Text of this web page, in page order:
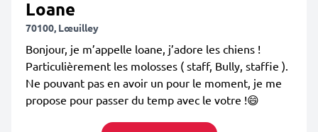
Loane
70100, Lœuilley
Bonjour, je m’appelle loane, j’adore les chiens !
Particulièrement les molosses ( staff, Bully, staffie ).
Ne pouvant pas en avoir un pour le moment, je me
propose pour passer du temp avec le votre !😄